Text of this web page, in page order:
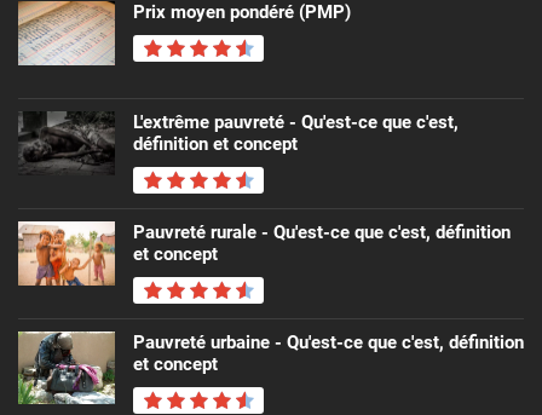
Prix ​​moyen pondéré (PMP)
L'extrême pauvreté - Qu'est-ce que c'est,
définition et concept
Pauvreté rurale - Qu'est-ce que c'est, définition
et concept
Pauvreté urbaine - Qu'est-ce que c'est, définition
et concept